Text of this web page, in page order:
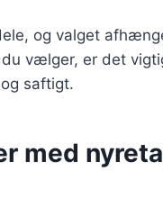
og valget
vælger, er det
saftigt.
med